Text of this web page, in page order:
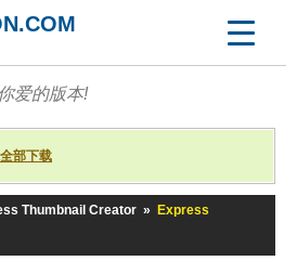
爱的版本!
部下载
Thumbnail Creator »
Express